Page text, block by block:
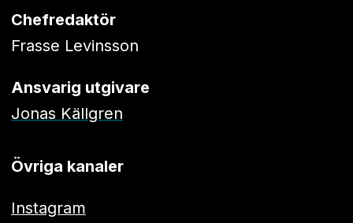
Chefredaktör
Frasse Levinsson
Ansvarig utgivare
Jonas Källgren
Övriga kanaler
Instagram